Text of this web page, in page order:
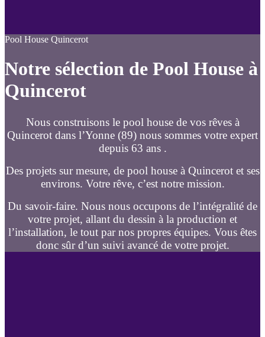
Pool House Quincerot
Notre sélection de Pool House à
Quincerot
Nous construisons le pool house de vos rêves à
Quincerot dans l’Yonne (89) nous sommes votre expert
depuis 63 ans .
Des projets sur mesure, de pool house à Quincerot et ses
environs. Votre rêve, c’est notre mission.
Du savoir-faire. Nous nous occupons de l’intégralité de
votre projet, allant du dessin à la production et
l’installation, le tout par nos propres équipes. Vous êtes
donc sûr d’un suivi avancé de votre projet.